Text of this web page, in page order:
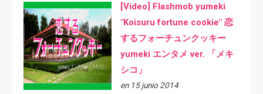
[Video] Flashmob yumeki
"Koisuru fortune cookie" 恋
するフォーチュンクッキー
yumeki エンタメ ver. 「メキ
シコ」
en 15 junio 2014